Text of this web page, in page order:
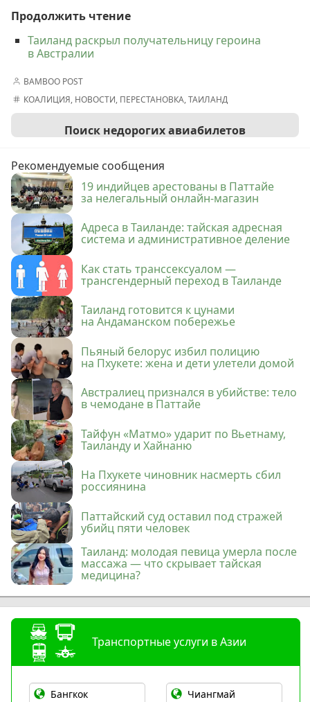
Продолжить чтение
Таиланд раскрыл получательницу героина
в Австралии
BAMBOO POST
КОАЛИЦИЯ, НОВОСТИ, ПЕРЕСТАНОВКА,ТАИЛАНД
Поиск недорогих авиабилетов
Рекомендуемые сообщения
19 индийцев арестованы в Паттайе
за нелегальный онлайн-магазин
Адреса в Таиланде: тайская адресная
система и административное деление
Как стать транссексуалом —
трансгендерный переход в Таиланде
Таиланд готовится к цунами
на Андаманском побережье
Пьяный белорус избил полицию
на Пхукете: жена и дети улетели домой
Австралиец признался в убийстве: тело
в чемодане в Паттайе
Тайфун «Матмо» ударит по Вьетнаму,
Таиланду и Хайнаню
На Пхукете чиновник насмерть сбил
россиянина
Паттайский суд оставил под стражей
убийц пяти человек
Таиланд: молодая певица умерла после
массажа — что скрывает тайская
медицина?
Транспортные услуги в Азии